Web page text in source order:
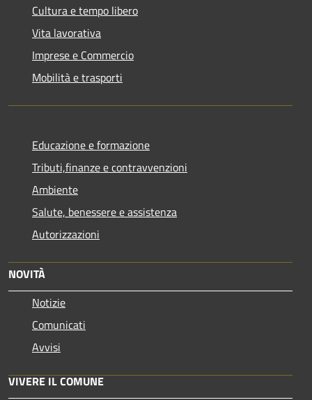
Cultura e tempo libero
Vita lavorativa
Imprese e Commercio
Mobilità e trasporti
Educazione e formazione
Tributi,finanze e contravvenzioni
Ambiente
Salute, benessere e assistenza
Autorizzazioni
NOVITÀ
Notizie
Comunicati
Avvisi
VIVERE IL COMUNE